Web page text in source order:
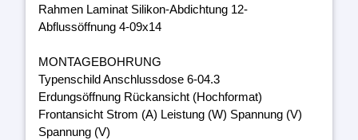
Rahmen Laminat Silikon-Abdichtung 12-
Abflussöffnung 4-09x14
MONTAGEBOHRUNG
Typenschild Anschlussdose 6-04.3
Erdungsöffnung Rückansicht (Hochformat)
Frontansicht Strom (A) Leistung (W) Spannung (V)
Spannung (V)